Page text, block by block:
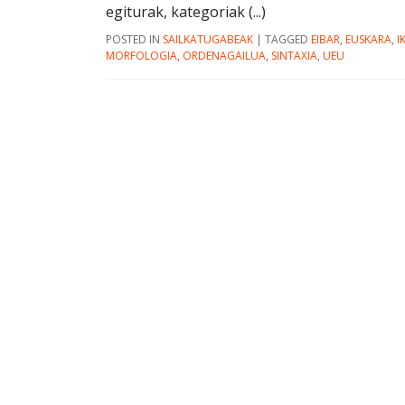
egiturak, kategoriak (...)
POSTED IN SAILKATUGABEAK | TAGGED EIBAR, EUSKARA,
MORFOLOGIA, ORDENAGAILUA, SINTAXIA, UEU